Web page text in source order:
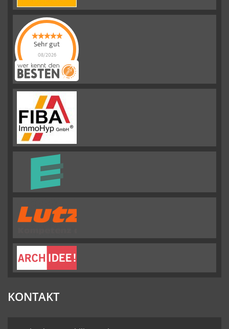
Sehr gut
08/2026
Emslander
Immobilien GMBH
Sternen |
292Emslander
Immobilien
GMBHBewertungen
auf
werkenntdenBESTEN.de
KONTAKT